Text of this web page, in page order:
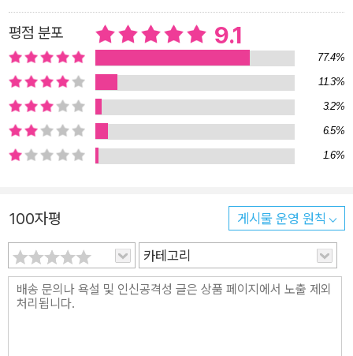
해석의 한계나, 기존의 방식으로 설명할 수 없는 자아 형식, 얽힘
으로써 고정되는 존재 등 여러 시각이 중첩된 문제들을 탐구하여
소설의 깊이와 재미를 더한다. 촉각으로 메시지를 전하는 문명을
다룬 〈진동새와 손편지〉, “한 번은 돌아와야 한다. 알겠지? 그래
야 다시 나아갈 수도 있다”라는 할머니의 당부 아래 길 잃은 고래
와 도시로 떠났던 청년의 귀향이 겹쳐지는 〈소금물 주파수〉 또한
흥미로운 전개 끝에 눈물의 펀치라인이 준비되어 있는 작품들이
결코 사라지지 않을 감각적 경험 그 자체다._정소연(소설가) 어
떤 환경에서 어떤 일을 겪더라도 근본적인 인간성을 언제나 간직
할 수 있다는 희망을 제시한다. 김초엽의 주인공들은 아주 평범하
고 다정하면서도 가장 강인하다._정보라(소설가) 김초엽이 이끄
평점 분포 9.1
77.4%
11.3%
3.2%
6.5%
1.6%
100자평 게시물 운영 원칙
카테고리